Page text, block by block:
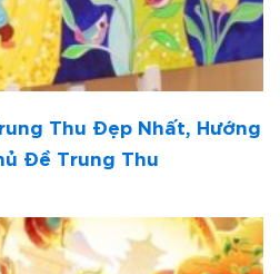
Thu Đẹp Nhất, Hướng
Đề Trung Thu